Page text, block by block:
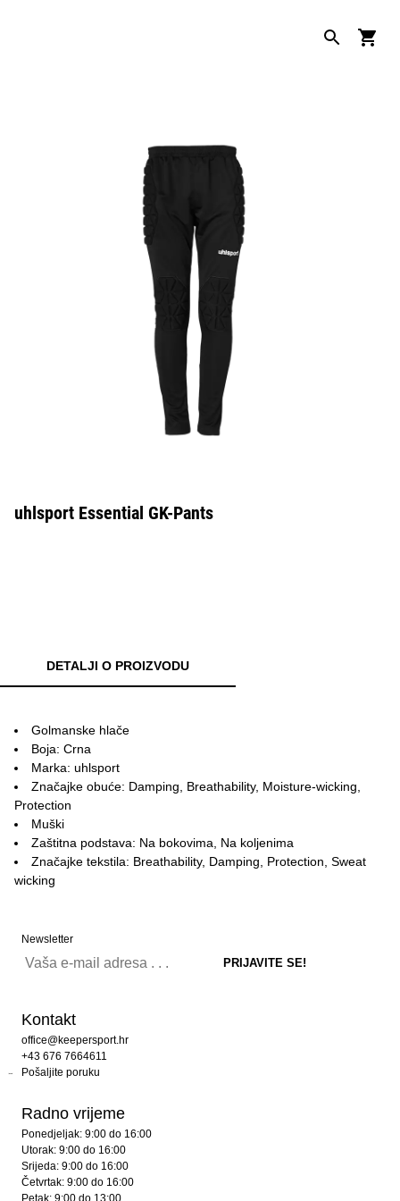
uhlsport Essential GK-Pants
DETALJI O PROIZVODU
Golmanske hlače
Boja: Crna
Marka: uhlsport
Značajke obuće: Damping, Breathability, Moisture-wicking,
Protection
Muški
Zaštitna podstava: Na bokovima, Na koljenima
Značajke tekstila: Breathability, Damping, Protection, Sweat
wicking
Newsletter
Kontakt
office@keepersport.hr
+43 676 7664611
Pošaljite poruku
Radno vrijeme
Ponedjeljak: 9:00 do 16:00
Utorak: 9:00 do 16:00
Srijeda: 9:00 do 16:00
Četvrtak: 9:00 do 16:00
Petak: 9:00 do 13:00